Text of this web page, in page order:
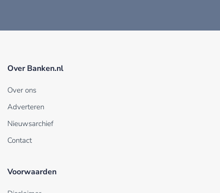
Over Banken.nl
Over ons
Adverteren
Nieuwsarchief
Contact
Voorwaarden